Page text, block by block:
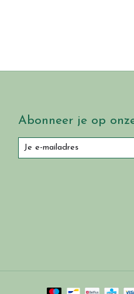
Abonneer je op